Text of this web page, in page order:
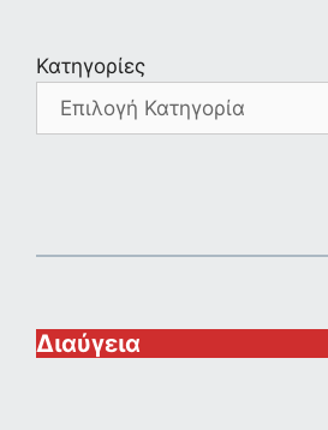
Κατηγορίες
Διαύγεια